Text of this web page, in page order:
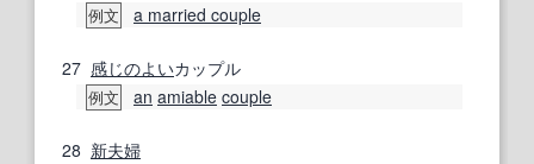
例文 a married couple
27 感じのよいカップル
例文 an amiable couple
28 新夫婦